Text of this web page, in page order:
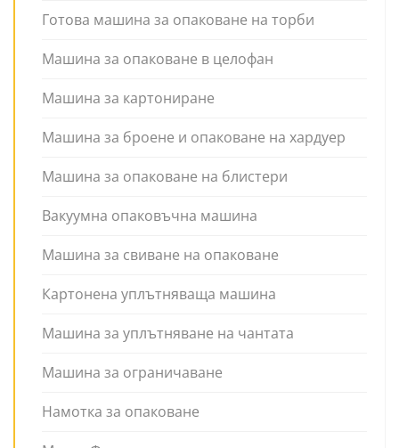
Готова машина за опаковане на торби
Машина за опаковане в целофан
Машина за картониране
Машина за броене и опаковане на хардуер
Машина за опаковане на блистери
Вакуумна опаковъчна машина
Машина за свиване на опаковане
Картонена уплътняваща машина
Машина за уплътняване на чантата
Машина за ограничаване
Намотка за опаковане